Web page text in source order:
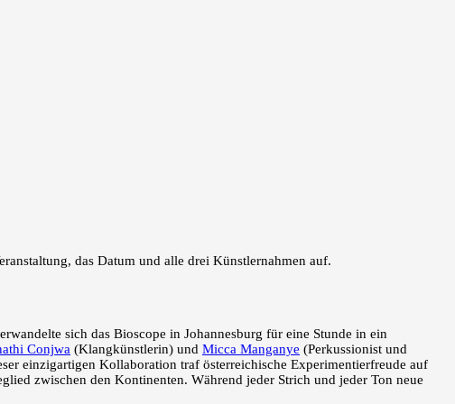
sich das Bioscope in Johannesburg für eine Stunde in ein
Conjwa (Klangkünstlerin) und Micca Manganye (Perkussionist und
einzigartigen Kollaboration traf österreichische Experimentierfreude auf
zwischen den Kontinenten. Während jeder Strich und jeder Ton neue